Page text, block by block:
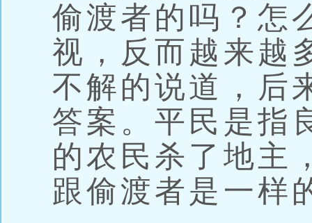
偷渡者的吗？怎
视，反而越来越
不解的说道，后
答案。平民是指
的农民杀了地主
跟偷渡者是一样